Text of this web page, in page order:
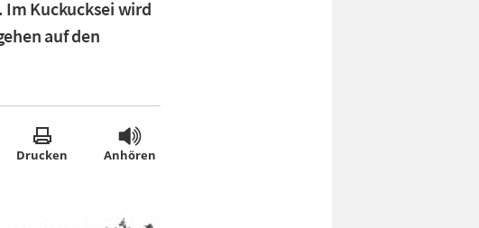
Im Kuckucksei wird
auf den
Drucken Anhören